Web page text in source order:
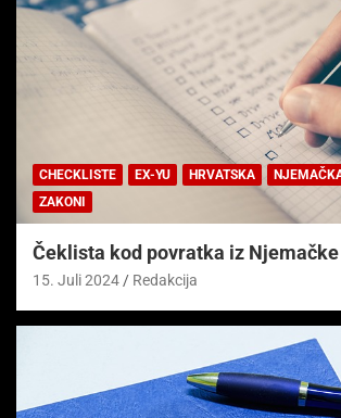
CHECKLISTE EX-YU HRVATSKA
ZAKONI
Čeklista kod povratka iz Njemačke
15. Juli 2024 Redakcija